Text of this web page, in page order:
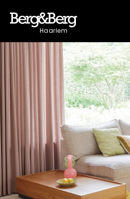
Haarlem